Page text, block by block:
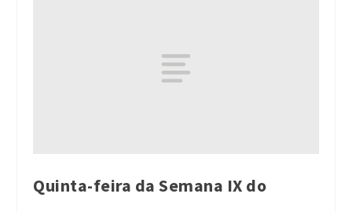
Quinta-feira da Semana IX do